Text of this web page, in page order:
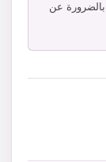
بالضرورة عن